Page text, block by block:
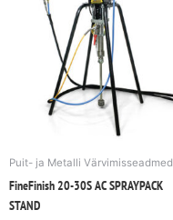
Puit- ja Metalli Värvimisseadmed
FineFinish 20-30S AC SPRAYPACK
STAND